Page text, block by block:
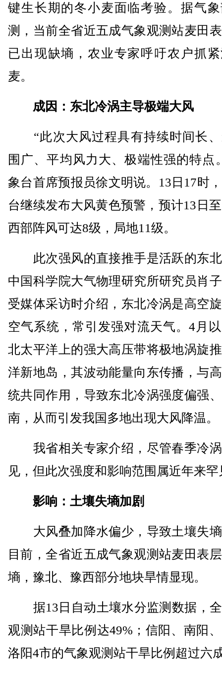
键生长期的冬小麦面临考验。据气
测，当前全省近五成气象观测站麦田
已出现缺墒，农业专家呼吁农户抓
麦。
成因：东北冷涡主导极端大风
“此次大风过程具有持续时间长、
围广、平均风力大、极端性强的特点
象台首席预报员徐文明说。13日17时
台继续发布大风黄色预警，预计13日
西部阵风可达8级，局地11级。
此次强风的直接推手是活跃的东
中国科学院大气物理研究所研究员肖
受媒体采访时介绍，东北冷涡是高空
空气系统，常引发强对流天气。4月
北太平洋上的强大高压带将极地涡旋
洋新地岛，其波动能量向东传播，与
统共同作用，导致东北冷涡强度偏强
南，从而引发我国多地出现大风降温。
我省相关专家介绍，尽管春季冷
见，但此次强度和影响范围属近年来罕
影响：土壤失墒加剧
大风叠加降水偏少，导致土壤失
目前，全省近五成气象观测站麦田表
墒，豫北、豫西部分地块旱情显现。
据13日自动土壤水分监测数据，
观测站干旱比例达49%；信阳、南阳
洛阳4市的气象观测站干旱比例超过六